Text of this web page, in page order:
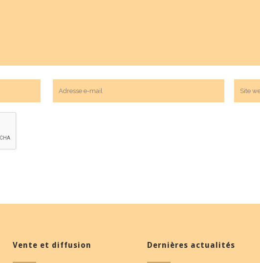
Vente et diffusion Dernières actualités